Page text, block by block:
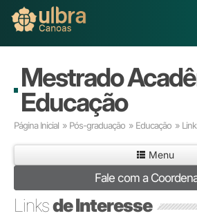
Buscar
Já sou Aluno
Educação Básica
Educação a Distância
Mestrado
Educação
Página Inicial » Pós-graduação » Educação »
Menu
Fale com a
Linksde Interesse